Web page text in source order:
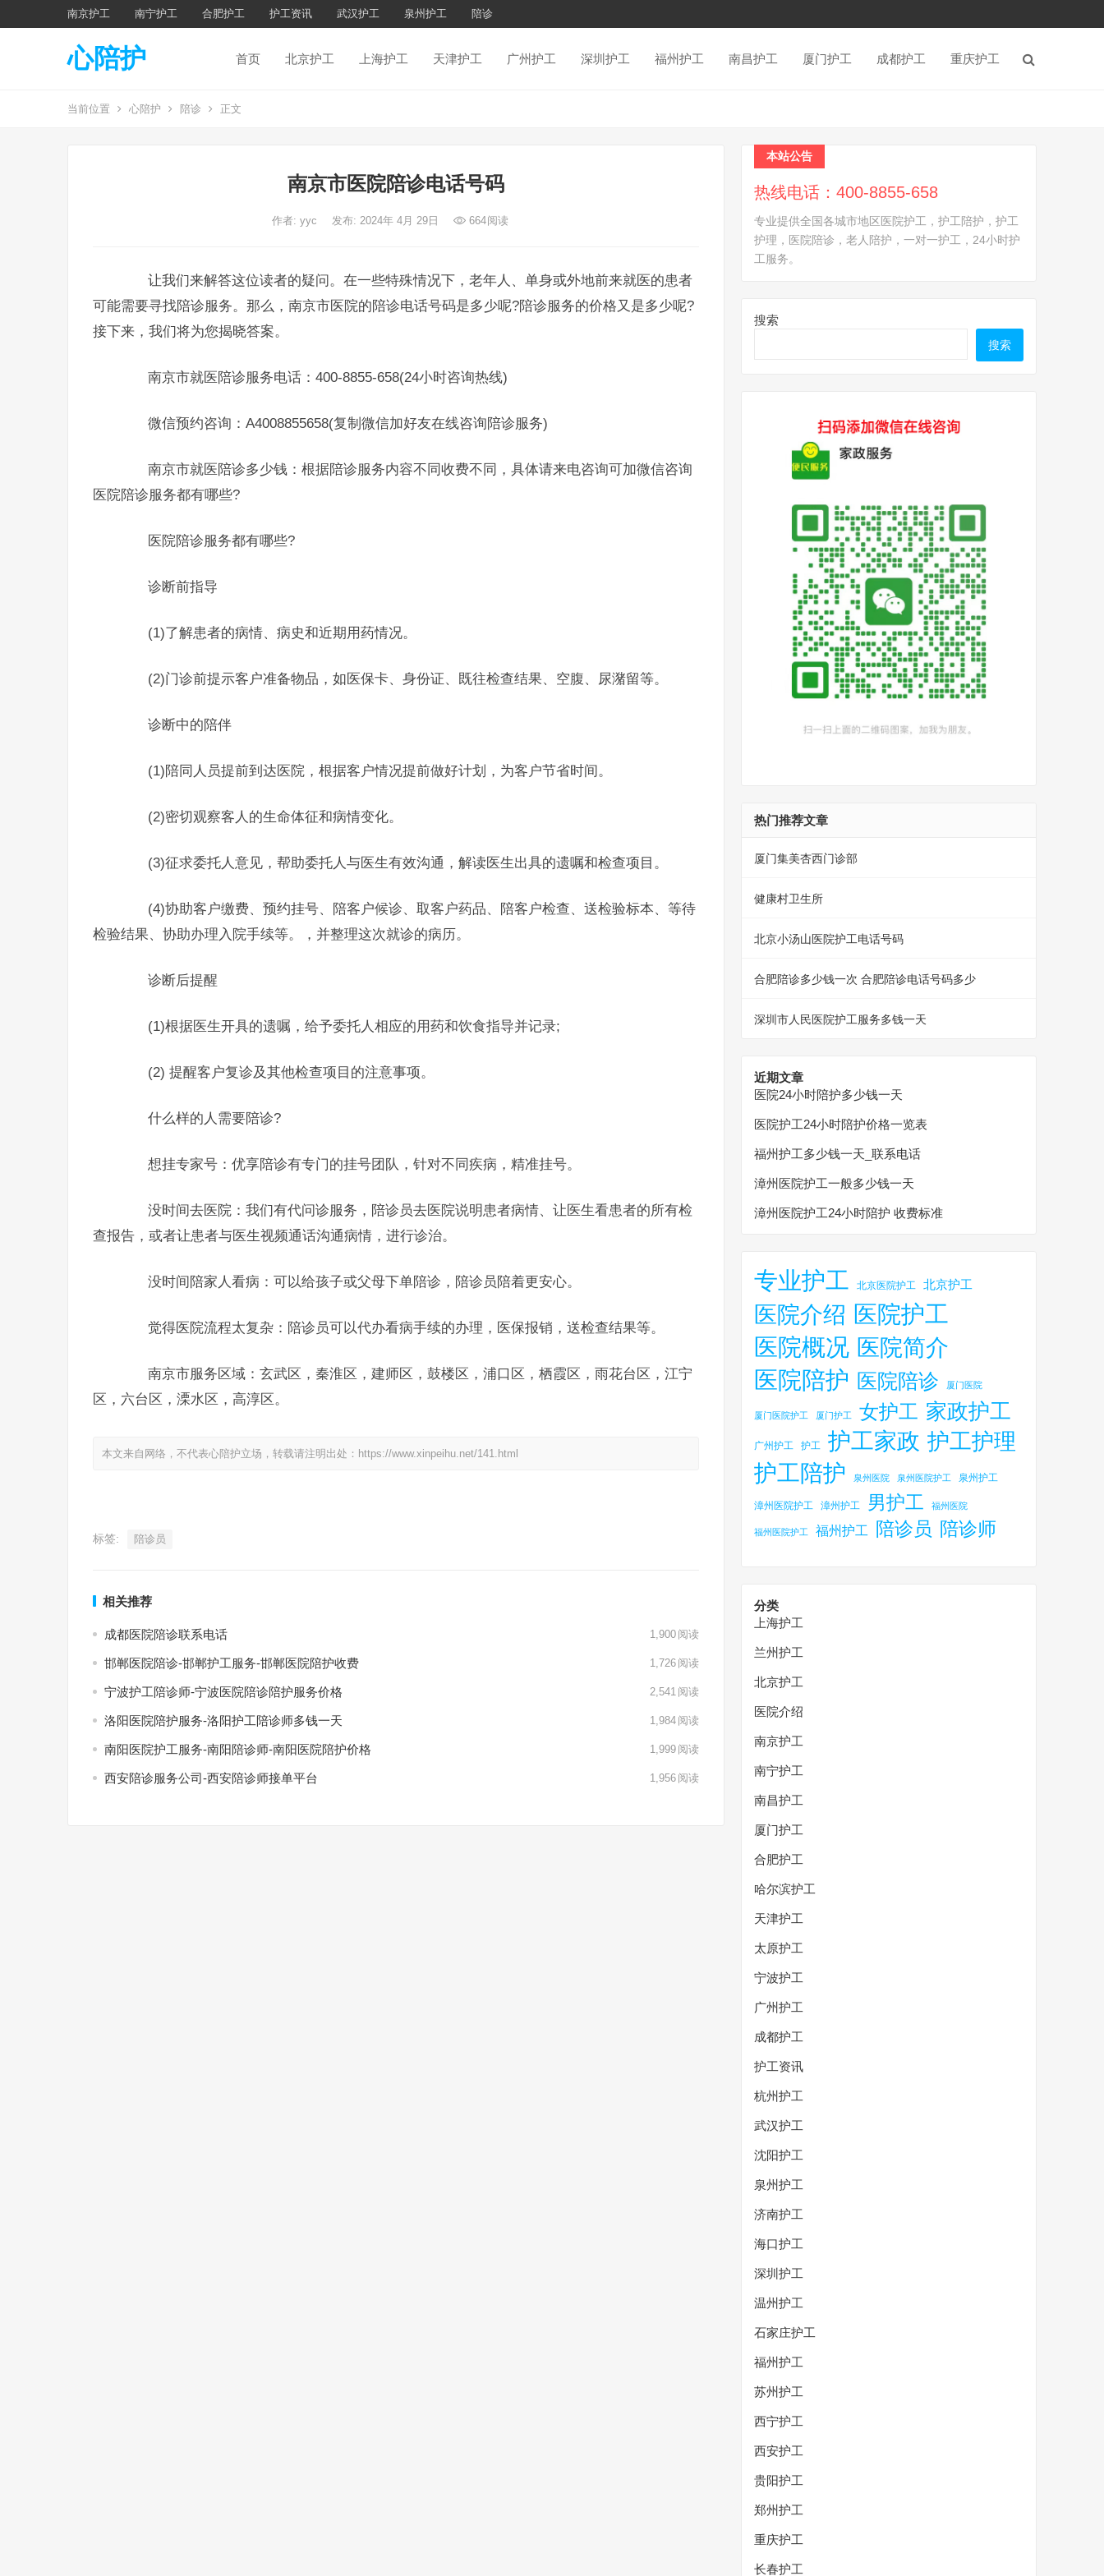
南京护工 南宁护工 合肥护工 护工资讯 武汉护工 泉州护工 陪诊
心陪护 首页 北京护工 上海护工 天津护工 广州护工 深圳护工 福州护工 南昌护工 厦门护工 成都护工 重庆护工
当前位置 心陪护 陪诊 正文
南京市医院陪诊电话号码
作者: yyc 发布: 2024年 4月 29日 664阅读
让我们来解答这位读者的疑问。在一些特殊情况下，老年人、单身或外地前来就医的患者
可能需要寻找陪诊服务。那么，南京市医院的陪诊电话号码是多少呢?陪诊服务的价格又是多少呢?
接下来，我们将为您揭晓答案。
南京市就医陪诊服务电话：400-8855-658(24小时咨询热线)
微信预约咨询：A4008855658(复制微信加好友在线咨询陪诊服务)
南京市就医陪诊多少钱：根据陪诊服务内容不同收费不同，具体请来电咨询可加微信咨询
医院陪诊服务都有哪些?
医院陪诊服务都有哪些?
诊断前指导
(1)了解患者的病情、病史和近期用药情况。
(2)门诊前提示客户准备物品，如医保卡、身份证、既往检查结果、空腹、尿潴留等。
诊断中的陪伴
(1)陪同人员提前到达医院，根据客户情况提前做好计划，为客户节省时间。
(2)密切观察客人的生命体征和病情变化。
(3)征求委托人意见，帮助委托人与医生有效沟通，解读医生出具的遗嘱和检查项目。
(4)协助客户缴费、预约挂号、陪客户候诊、取客户药品、陪客户检查、送检验标本、等待
检验结果、协助办理入院手续等。，并整理这次就诊的病历。
诊断后提醒
(1)根据医生开具的遗嘱，给予委托人相应的用药和饮食指导并记录;
(2) 提醒客户复诊及其他检查项目的注意事项。
什么样的人需要陪诊?
想挂专家号：优享陪诊有专门的挂号团队，针对不同疾病，精准挂号。
没时间去医院：我们有代问诊服务，陪诊员去医院说明患者病情、让医生看患者的所有检
查报告，或者让患者与医生视频通话沟通病情，进行诊治。
没时间陪家人看病：可以给孩子或父母下单陪诊，陪诊员陪着更安心。
觉得医院流程太复杂：陪诊员可以代办看病手续的办理，医保报销，送检查结果等。
南京市服务区域：玄武区，秦淮区，建师区，鼓楼区，浦口区，栖霞区，雨花台区，江宁
区，六台区，溧水区，高淳区。
本文来自网络，不代表心陪护立场，转载请注明出处：https://www.xinpeihu.net/141.html
标签: 陪诊员
相关推荐
成都医院陪诊联系电话 1,900 阅读
邯郸医院陪诊-邯郸护工服务-邯郸医院陪护收费 1,726 阅读
宁波护工陪诊师-宁波医院陪诊陪护服务价格 2,541 阅读
洛阳医院陪护服务-洛阳护工陪诊师多钱一天 1,984 阅读
南阳医院护工服务-南阳陪诊师-南阳医院陪护价格 1,999 阅读
西安陪诊服务公司-西安陪诊师接单平台 1,956 阅读
本站公告
热线电话：400-8855-658
专业提供全国各城市地区医院护工，护工陪护，护工
护理，医院陪诊，老人陪护，一对一护工，24小时护
工服务。
搜索
搜索
热门推荐文章
厦门集美杏西门诊部
健康村卫生所
北京小汤山医院护工电话号码
合肥陪诊多少钱一次 合肥陪诊电话号码多少
深圳市人民医院护工服务多钱一天
近期文章
医院24小时陪护多少钱一天
医院护工24小时陪护价格一览表
福州护工多少钱一天_联系电话
漳州医院护工一般多少钱一天
漳州医院护工24小时陪护 收费标准
专业护工 北京医院护工 北京护工
医院介绍 医院护工
医院概况 医院简介
医院陪护 医院陪诊 厦门医院
厦门医院护工 厦门护工 女护工 家政护工
广州护工 护工 护工家政 护工护理
护工陪护
泉州医院 泉州医院护工 泉州护工
漳州医院护工 漳州护工 男护工 福州医院
福州医院护工 福州护工 陪诊员 陪诊师
分类
上海护工
兰州护工
北京护工
医院介绍
南京护工
南宁护工
南昌护工
厦门护工
合肥护工
哈尔滨护工
天津护工
太原护工
宁波护工
广州护工
成都护工
护工资讯
杭州护工
武汉护工
沈阳护工
泉州护工
济南护工
海口护工
深圳护工
温州护工
石家庄护工
福州护工
苏州护工
西宁护工
西安护工
贵阳护工
郑州护工
重庆护工
长春护工